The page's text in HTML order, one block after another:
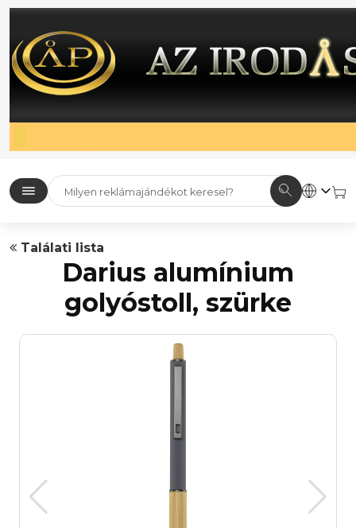
Találati lista
Darius alumínium
golyóstoll, szürke